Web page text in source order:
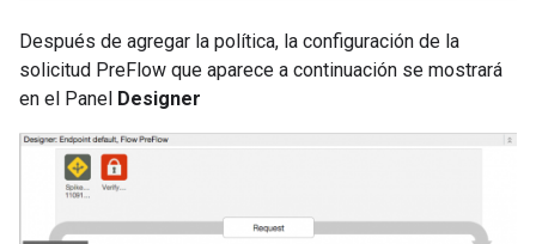
Después de agregar la política, la configuración de la
solicitud PreFlow que aparece a continuación se mostrará
en el Panel Designer